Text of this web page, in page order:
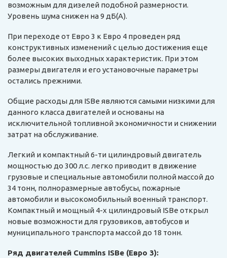
возможным для дизелей подобной размерности.
Уровень шума снижен на 9 дБ(А).
При переходе от Евро 3 к Евро 4 проведен ряд
конструктивных изменений с целью достижения еще
более высоких выходных характеристик. При этом
размеры двигателя и его установочные параметры
остались прежними.
Общие расходы для ISBe являются самыми низкими для
данного класса двигателей и основаны на
исключительной топливной экономичности и снижении
затрат на обслуживание.
Легкий и компактный 6-ти цилиндровый двигатель
мощностью до 300 л.с. легко приводит в движение
грузовые и специальные автомобили полной массой до
34 тонн, полноразмерные автобусы, пожарные
автомобили и высокомобильный военный транспорт.
Компактный и мощный 4-х цилиндровый ISBe открыл
новые возможности для грузовиков, автобусов и
муниципального транспорта массой до 18 тонн.
Ряд двигателей Cummins ISBe (Евро 3):